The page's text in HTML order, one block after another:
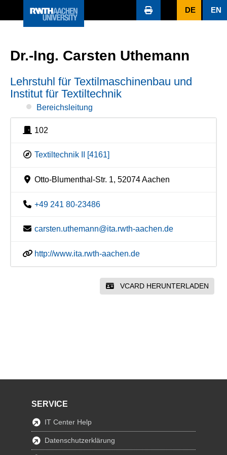
DE EN
Dr.-Ing. Carsten Uthemann
Lehrstuhl für Textilmaschinenbau und
Institut für Textiltechnik
Bereichsleitung
102
Textiltechnik II [4161]
Otto-Blumenthal-Str. 1, 52074 Aachen
+49 241 80-23486
carsten.uthemann@ita.rwth-aachen.de
http://www.ita.rwth-aachen.de
VCARD HERUNTERLADEN
SERVICE
IT Center Help
Datenschutzerklärung